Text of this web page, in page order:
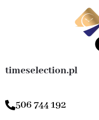
timeselection.pl
506 744 192